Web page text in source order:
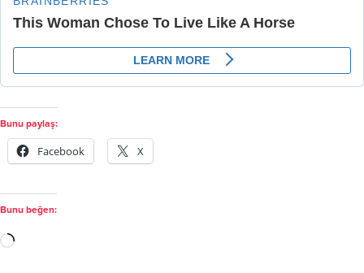
Bunu paylaş:
Facebook X
Bunu beğen: